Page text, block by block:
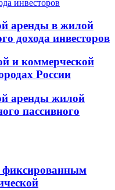
аренды в жилой
дохода инвесторов
и коммерческой
России
аренды жилой
пассивного
фиксированным